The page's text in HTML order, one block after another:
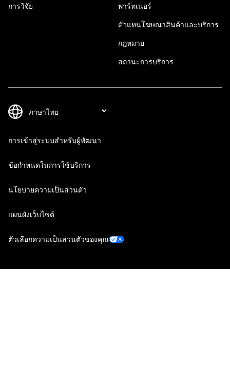
การวิจัย พาร์ทเนอร์
ตัวแทนโฆษณาสินค้าและบริการ
กฎหมาย
สถานะการบริการ
การเข้าสู่ระบบสำหรับผู้พัฒนา
ข้อกำหนดในการใช้บริการ
นโยบายความเป็นส่วนตัว
แผนผังเว็บไซต์
ตัวเลือกความเป็นส่วนตัวของคุณ